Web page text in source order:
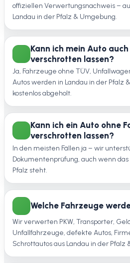
offiziellen Verwertungsnachweis –
Landau in der Pfalz & Umgebung.
Kann ich mein Auto
verschrotten lassen?
Ja, Fahrzeuge ohne TÜV,
Autos werden in Landau in der Pfalz
kostenlos abgeholt.
Kann ich ein Auto ohne
verschrotten lassen?
In den meisten Fällen ja – wir
Dokumentenprüfung, auch wenn
Pfalz steht.
Welche Fahrzeuge
Wir verwerten PKW, Transporter,
Unfallfahrzeuge, defekte Autos,
Schrottautos aus Landau in der Pfalz